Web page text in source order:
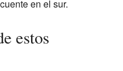
en el sur.
estos